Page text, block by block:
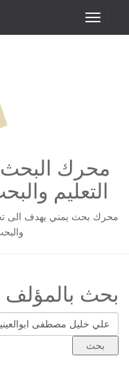
محرك
التعليم
محرك بحث يمني يهدف الى
بحث بالمؤلف